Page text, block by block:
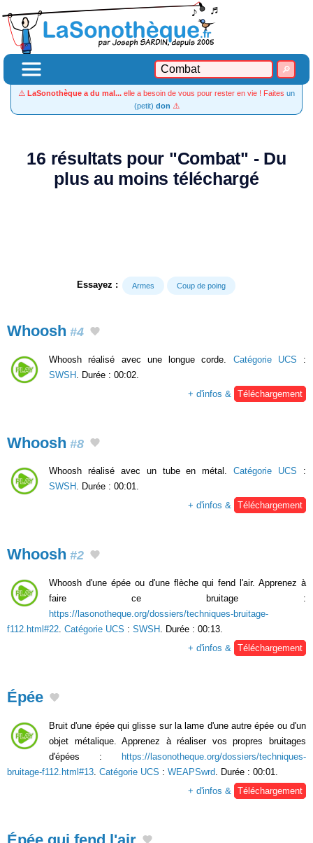
⚠️ LaSonothèque a du mal... elle a besoin de vous pour rester en vie ! Faites un
(petit) don ⚠️
16 résultats pour "Combat" - Du
plus au moins téléchargé
Essayez : Armes Coup de poing
Whoosh #4
Whoosh réalisé avec une longue corde. Catégorie UCS :
SWSH . Durée : 00:02.
+ d'infos &
Téléchargement
Whoosh #8
Whoosh réalisé avec un tube en métal.Catégorie UCS :
SWSH . Durée : 00:01.
+ d'infos & Téléchargement
Whoosh #2
Whoosh d'une épée ou d'une flèche qui fend l'air. Apprenez à
faire ce bruitage :
https://lasonotheque.org/dossiers/techniques-bruitage-
f112.html#22 Catégorie UCS : SWSH
. Durée : 00:13.
+ d'infos &
Téléchargement
Épée
Bruit d'une épée qui glisse sur la lame d'une autre épée ou d'un
objet métalique. Apprenez à réaliser vos propres bruitages
d'épées : https://lasonotheque.org/dossiers/techniques-
bruitage-f112.html#13 Catégorie UCS : WEAPSwrd . Durée : 00:01.
+ d'infos &
Téléchargement